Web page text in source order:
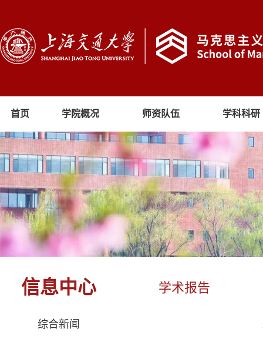
首页 学院概况 师资队伍 学科科研
信息中心
综合新闻
学术报告